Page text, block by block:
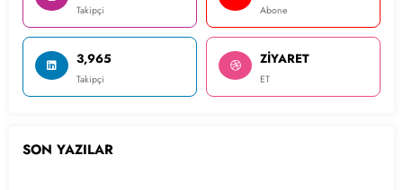
Takipçi Abone
3,965
Takipçi
ZİYARET
ET
SON YAZILAR